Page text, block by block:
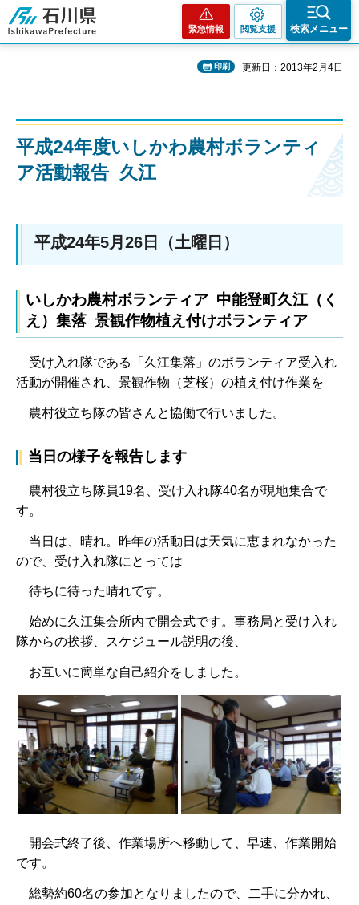
石川県
緊急情報 閲覧支援 検索メニュー
印刷 更新日：2013年2月4日
平成24年度いしかわ農村ボランティ
ア活動報告_久江
平成24年5月26日（土曜日）
いしかわ農村ボランティア 中能登町久江（く
え）集落 景観作物植え付けボランティア
受け入れ隊である「久江集落」のボランティア受入れ
活動が開催され、景観作物（芝桜）の植え付け作業を
農村役立ち隊の皆さんと協働で行いました。
当日の様子を報告します
農村役立ち隊員19名、受け入れ隊40名が現地集合で
す。
当日は、晴れ。昨年の活動日は天気に恵まれなかった
ので、受け入れ隊にとっては
待ちに待った晴れです。
始めに久江集会所内で開会式です。事務局と受け入れ
隊からの挨拶、スケジュール説明の後、
お互いに簡単な自己紹介をしました。
開会式終了後、作業場所へ移動して、早速、作業開始
です。
総勢約60名の参加となりましたので、二手に分かれ、